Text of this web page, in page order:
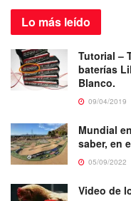
Lo más leído
Tutorial –
baterías
Blanco.
09/04/2019
Mundial
saber, en
05/09/2022
Video de